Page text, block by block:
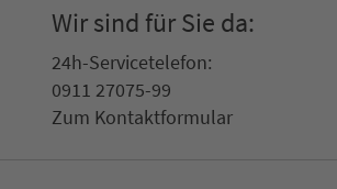
Wir sind für Sie da:
24h-Ser­vice­te­le­fon:
0911 27075-99
Zum Kon­taktformular